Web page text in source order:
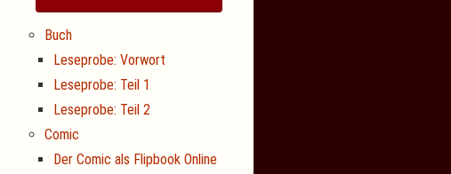
Buch
Leseprobe: Vorwort
Leseprobe: Teil 1
Leseprobe: Teil 2
Comic
Der Comic als Flipbook Online